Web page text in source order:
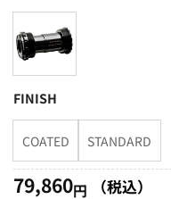
FINISH
COATED STANDARD
79,860円 （税込）